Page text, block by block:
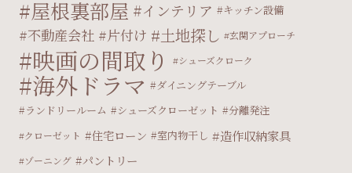
屋根裏部屋 インテリア キッチン設備
不動産会社 片付け 土地探し 玄関アプローチ
映画の間取り シューズクローク
海外ドラマ
ダイニングテーブル
ランドリールーム
シューズクローゼット 分離発注
クローゼット 住宅ローン 室内物干し 造作収納家具
ゾーニング パントリー